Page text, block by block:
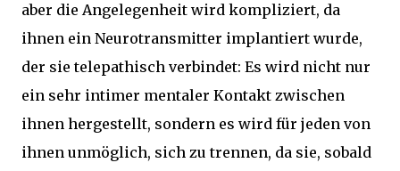
aber die Angelegenheit wird kompliziert, da
ihnen ein Neurotransmitter implantiert wurde,
der sie telepathisch verbindet: Es wird nicht nur
ein sehr intimer mentaler Kontakt zwischen
ihnen hergestellt, sondern es wird für jeden von
ihnen unmöglich, sich zu trennen, da sie, sobald